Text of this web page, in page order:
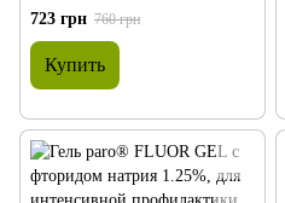
интенсивной профилактики
кариеса, 25 г
723 грн 760 грн
Купить